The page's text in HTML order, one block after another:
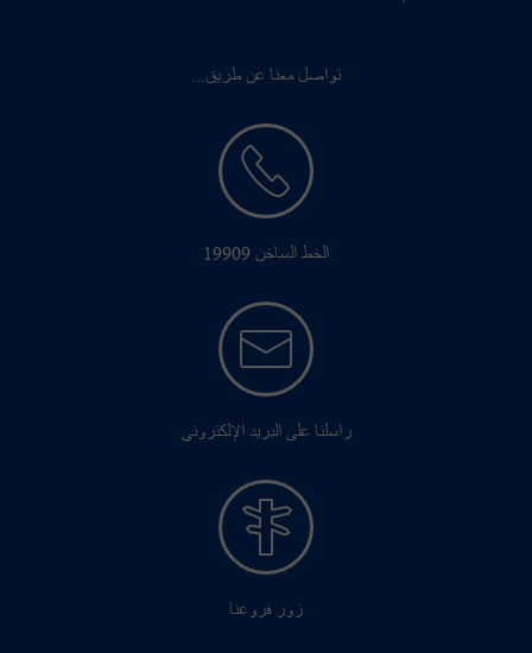
تواصل معنا عن طريق...
الخط الساخن 19909
راسلنا على البريد الإلكتروني
زور فروعنا